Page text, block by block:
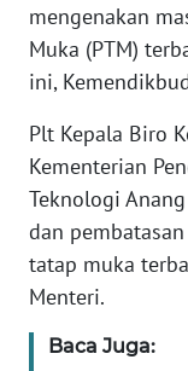
mengenakan
Muka (PTM)
ini,
Plt Kepala Biro
Kementerian
Teknologi
dan
tatap muka
Menteri.
Baca Juga:
INDEKS
BERITA
KONTAK
KAMI
INFO
IKLAN
TENTANG